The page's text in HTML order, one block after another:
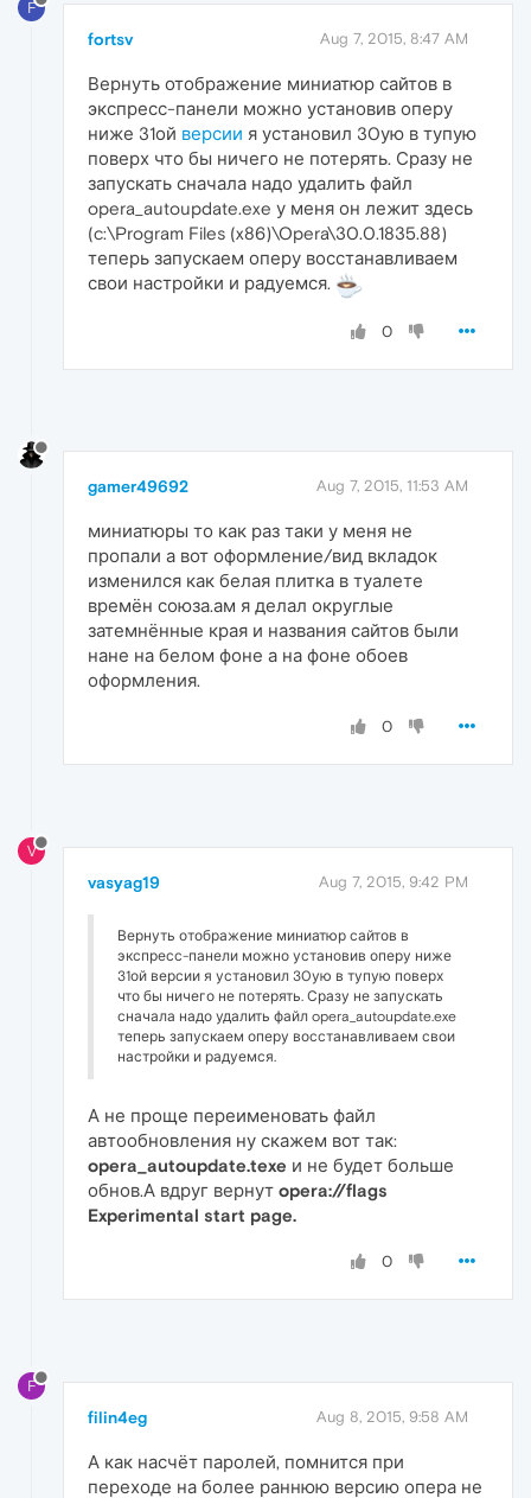
F
fortsv Aug 7, 2015, 8:47 AM
Вернуть отображение миниатюр сайтов в
экспресс-панели можно установив оперу
ниже 31ой версии я установил 30ую в тупую
поверх что бы ничего не потерять. Сразу не
запускать сначала надо удалить файл
opera_autoupdate.exe у меня он лежит здесь
(c:\Program Files (x86)\Opera\30.0.1835.88)
теперь запускаем оперу восстанавливаем
свои настройки и радуемся.
0
gamer49692 Aug 7, 2015, 11:53 AM
миниатюры то как раз таки у меня не
пропали а вот оформление/вид вкладок
изменился как белая плитка в туалете
времён союза.ам я делал округлые
затемнённые края и названия сайтов были
нане на белом фоне а на фоне обоев
оформления.
0
V
vasyag19 Aug 7, 2015, 9:42 PM
Вернуть отображение миниатюр сайтов в
экспресс-панели можно установив оперу ниже
31ой версии я установил 30ую в тупую поверх
что бы ничего не потерять. Сразу не запускать
сначала надо удалить файл opera_autoupdate.exe
теперь запускаем оперу восстанавливаем свои
настройки и радуемся.
А не проще переименовать файл
автообновления ну скажем вот так:
opera_autoupdate.texe и не будет больше
обнов.А вдруг вернут opera://flags
Experimental start page.
0
F
filin4eg Aug 8, 2015, 9:58 AM
А как насчёт паролей, помнится при
переходе на более раннюю версию опера не